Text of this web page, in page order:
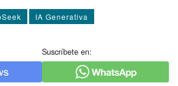
IA Generativa
Suscríbete en: